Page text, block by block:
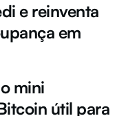
e reinventa
em
mini
útil para